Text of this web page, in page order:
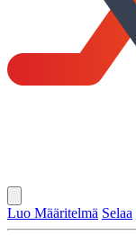
Luo Määritelmä Selaa